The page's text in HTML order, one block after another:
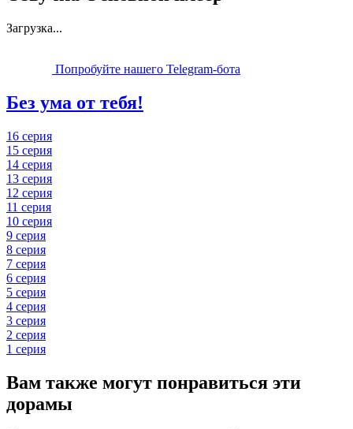
Загрузка...
Попробуйте нашего Telegram-бота
Без ума от тебя!
16 серия
15 серия
14 серия
13 серия
12 серия
11 серия
10 серия
9 серия
8 серия
7 серия
6 серия
5 серия
4 серия
3 серия
2 серия
1 серия
Вам также могут понравиться эти
дорамы